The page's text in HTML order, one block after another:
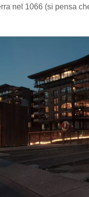
nel 1066 (si pensa